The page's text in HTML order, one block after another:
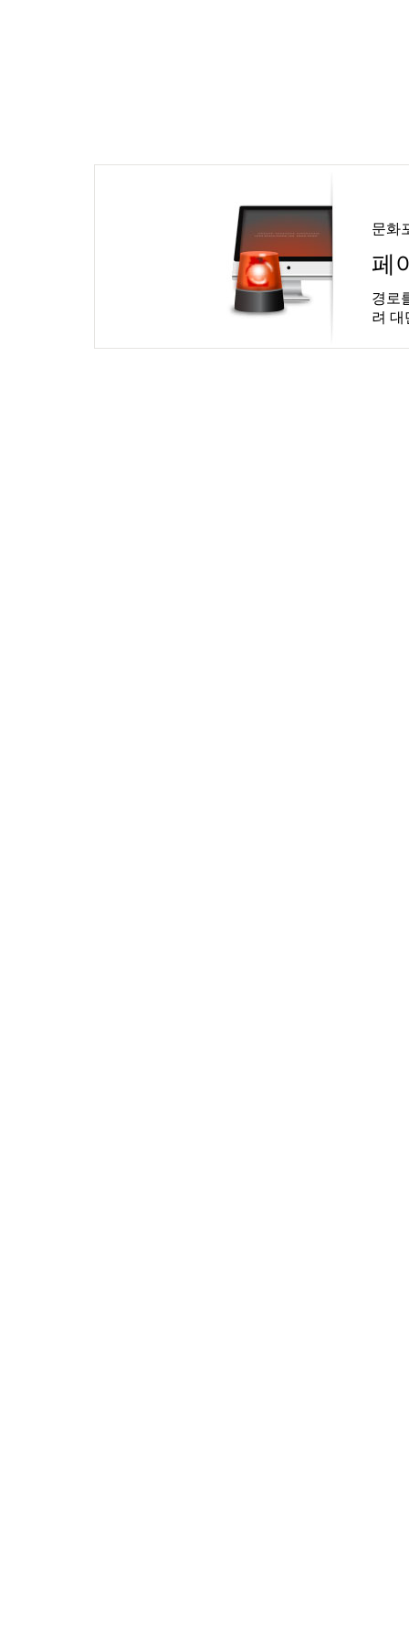
문화
페
경로
려 대